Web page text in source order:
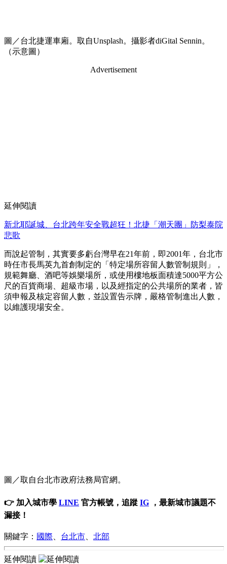
圖／台北捷運車廂。取自Unsplash。攝影者diGital Sennin。
（示意圖）
Advertisement
延伸閱讀
新北耶誕城、台北跨年安全戰超狂！北捷「潮天團」防梨泰院
悲歌
而說起管制，其實要多虧台灣早在21年前，即2001年，台北市
時任市長馬英九首創制定的「特定場所容留人數管制規則」，
規範舞廳、酒吧等娛樂場所，或使用樓地板面積達5000平方公
尺的百貨商場、超級市場，以及經指定的公共場所的業者，皆
須申報及核定容留人數，並設置告示牌，嚴格管制進出人數，
以維護現場安全。
圖／取自台北市政府法務局官網。
👉 加入城市學 LINE 官方帳號，追蹤 IG ，最新城市議題不
漏接！
關鍵字： 國際 台北市 北部
延伸閱讀